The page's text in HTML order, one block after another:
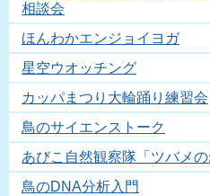
相談会
ほんわかエンジョイヨガ
星空ウオッチング
カッパまつり大輪踊り練習会
鳥のサイエンストーク
あびこ自然観察隊「ツバメの
鳥のDNA分析入門